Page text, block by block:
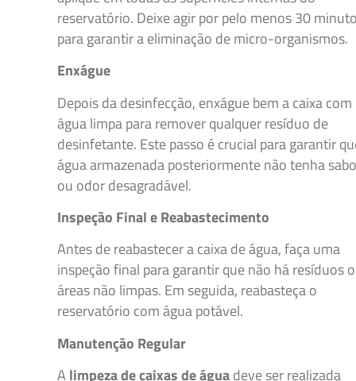
reservatório. Deixe agir por pelo menos 30
para garantir a eliminação de micro-organismos.
Enxágue
Depois da desinfecção, enxágue bem a caixa com
água limpa para remover qualquer resíduo de
desinfetante. Este passo é crucial para garantir
água armazenada posteriormente não tenha
ou odor desagradável.
Inspeção Final e Reabastecimento
Antes de reabastecer a caixa de água, faça uma
inspeção final para garantir que não há resíduos
áreas não limpas. Em seguida, reabasteça o
reservatório com água potável.
Manutenção Regular
A limpeza de caixas de águadeve ser realizada